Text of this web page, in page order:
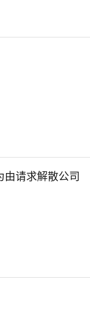
由请求解散公司